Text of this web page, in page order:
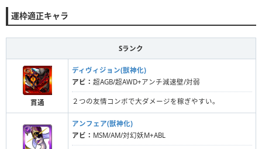
運枠適正キャラ
Sランク
貫通
ディヴィジョン(獣神化)
アビ： 超AGB/超AWD+アンチ減速壁/対弱
２つの友情コンボで大ダメージを稼ぎやすい。
アンフェア(獣神化)
アビ： MSM/AM/対幻妖M+ABL